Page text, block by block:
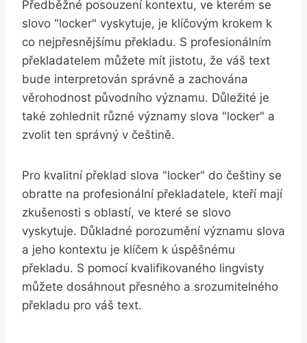
Předběžné posouzení kontextu, ve kterém se
slovo "locker" vyskytuje, je klíčovým krokem k
co nejpřesnějšímu překladu. S profesionálním
překladatelem můžete mít jistotu, že váš text
bude interpretován správně a zachována
věrohodnost původního významu. Důležité je
také zohlednit různé významy slova "locker" a
zvolit ten správný v češtině.
Pro kvalitní překlad slova "locker" do češtiny se
obratte na profesionální překladatele, kteří mají
zkušenosti s oblastí, ve které se slovo
vyskytuje. Důkladné porozumění významu slova
a jeho kontextu je klíčem k úspěšnému
překladu. S pomocí kvalifikovaného lingvisty
můžete dosáhnout přesného a srozumitelného
překladu pro váš text.